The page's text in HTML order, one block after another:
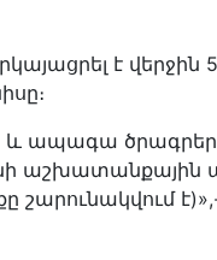
է
և ապագա
աշխատանքային
է)»,-